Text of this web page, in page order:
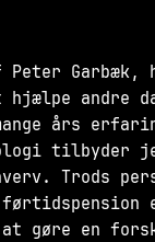
Garbæk,
andre
års
tilbyder
Trods
at gøre en